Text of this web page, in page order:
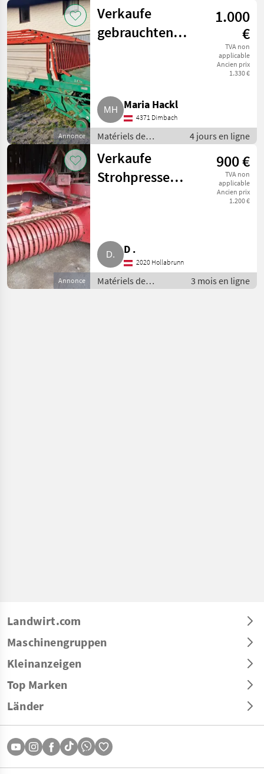
fenaison / Presses
moyenne densité
Annonce
Verkaufe
gebrauchten
1.000
€
TVA non
applicable
Ancien prix
1.330 €
Maria Hackl
4371 Dimbach
Matériels de
fenaison /
Autochargeuses
4 jours en ligne
Annonce
Verkaufe
Strohpresse
900 €
TVA non
applicable
Ancien prix
1.200 €
D .
2020 Hollabrunn
Matériels de
fenaison / Presses
3 mois en ligne
Landwirt.com
Maschinengruppen
Kleinanzeigen
Top Marken
Länder